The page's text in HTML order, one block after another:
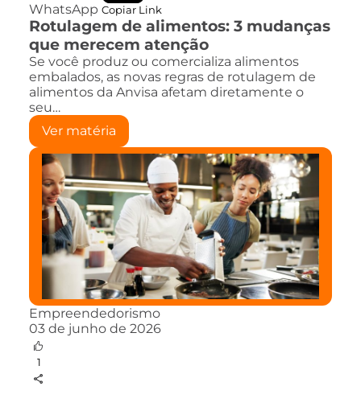
WhatsApp Copiar Link
Rotulagem de alimentos: 3 mudanças
que merecem atenção
Se você produz ou comercializa alimentos
embalados, as novas regras de rotulagem de
alimentos da Anvisa afetam diretamente o
seu…
Ver matéria
Empreendedorismo
03 de junho de 2026
1